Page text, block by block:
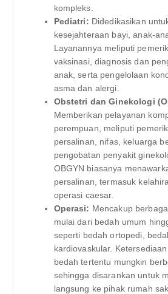
kompleks.
Pediatri: Didedikasikan
kesejahteraan bayi, anak-
Layanannya meliputi
vaksinasi, diagnosis dan
anak, serta pengelolaan
asma dan alergi.
Obstetri dan Ginekologi
Memberikan pelayanan
perempuan, meliputi
persalinan, nifas, keluarga
pengobatan penyakit
OBGYN biasanya
persalinan, termasuk
operasi caesar.
Operasi: Mencakup
mulai dari bedah umum
seperti bedah ortopedi,
kardiovaskular.
bedah tertentu mungkin
sehingga disarankan untuk
langsung ke pihak rumah